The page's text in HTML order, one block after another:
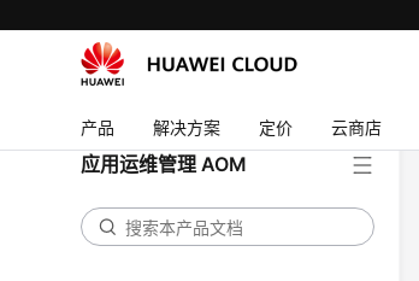
产品 解决方案 定价 云商店
应用运维管理 AOM